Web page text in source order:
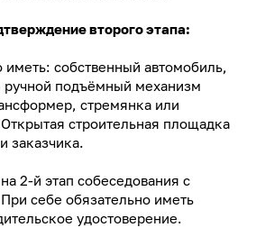
второго этапа:
собственный автомобиль,
ручной подъёмный механизм
стремянка или
строительная площадка
заказчика.
2-й этап собеседования с
себе обязательно иметь
удостоверение.